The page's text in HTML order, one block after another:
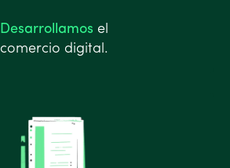
Desarrollamos el
comercio digital.